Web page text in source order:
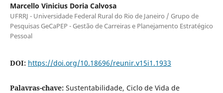
Marcello Vinicius Doria Calvosa
UFRRJ - Universidade Federal Rural do Rio de Janeiro / Grupo de
Pesquisas GeCaPEP - Gestão de Carreiras e Planejamento Estratégico
Pessoal
DOI: https://doi.org/10.18696/reunir.v15i1.1933
Palavras-chave: Sustentabilidade, Ciclo de Vida de